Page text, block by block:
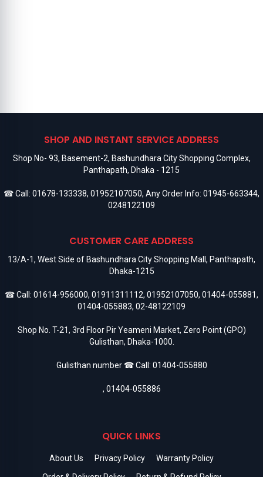
SHOP AND INSTANT SERVICE ADDRESS
Shop No- 93, Basement-2, Bashundhara City Shopping Complex,
Panthapath, Dhaka - 1215
☎ Call: 01678-133338, 01952107050, Any Order Info: 01945-663344,
0248122109
CUSTOMER CARE ADDRESS
13/A-1, West Side of Bashundhara City Shopping Mall, Panthapath,
Dhaka-1215
☎ Call: 01614-956000, 01911311112, 01952107050, 01404-055881,
01404-055883, 02-48122109
Shop No. T-21, 3rd Floor Pir Yeameni Market, Zero Point (GPO)
Gulisthan, Dhaka-1000.
Gulisthan number ☎ Call: 01404-055880
, 01404-055886
QUICK LINKS
About Us Privacy Policy
Warranty Policy